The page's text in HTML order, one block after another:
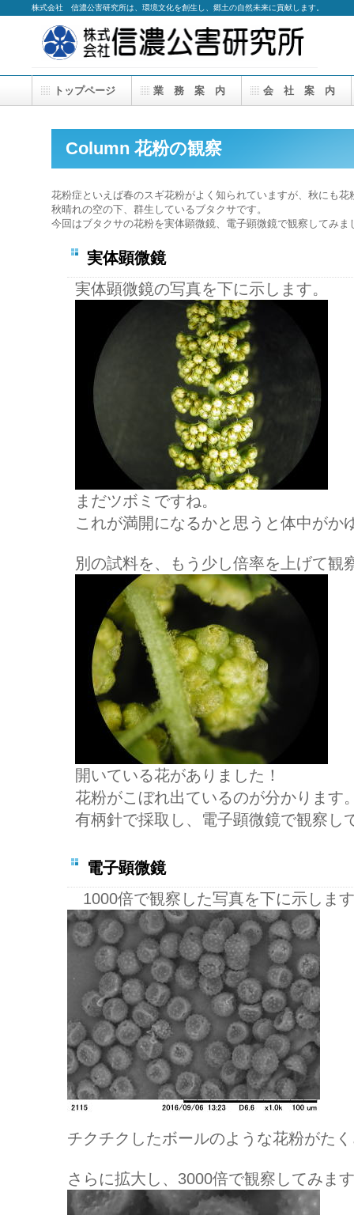
株式会社 信濃公害研究所は、環境文化を創生し、郷土の自然未来に貢献します。
Column 花粉の観察
花粉症といえば春のスギ花粉がよく知られていますが、秋にも花
秋晴れの空の下、群生しているブタクサです。
今回はブタクサの花粉を実体顕微鏡、電子顕微鏡で観察してみま
実体顕微鏡
実体顕微鏡の写真を下に示します。
まだツボミですね。
これが満開になるかと思うと体中がか
別の試料を、もう少し倍率を上げて観
開いている花がありました！
花粉がこぼれ出ているのが分かります
有柄針で採取し、電子顕微鏡で観察し
電子顕微鏡
1000倍で観察した写真を下に示しま
チクチクしたボールのような花粉がた
さらに拡大し、3000倍で観察してみま
トップページ 業 務 案 内 会 社 案 内